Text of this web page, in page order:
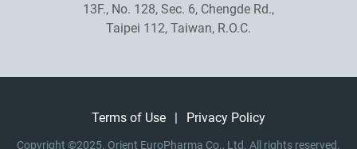
13F., No. 128, Sec. 6, Chengde Rd.,
Taipei 112, Taiwan, R.O.C.
Terms of Use | Privacy Policy
Copyright ©2025. Orient EuroPharma Co., Ltd. All rights reserved.